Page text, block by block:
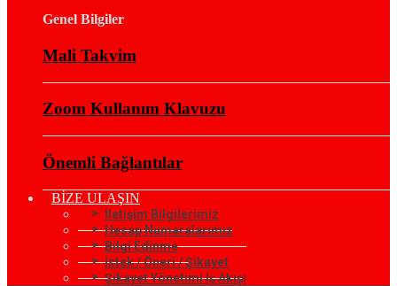
Genel Bilgiler
Mali Takvim
Zoom Kullanım Klavuzu
Önemli Bağlantılar
BİZE ULAŞIN
İletişim Bilgilerimiz
Hesap Numaralarımız
Bilgi Edinme
İstek / Öneri / Şikayet
Şikayet Yönetimi İş Akışı